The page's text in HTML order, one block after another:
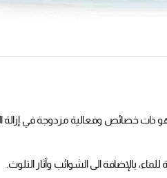
ذات خصائص وفعالية مزدوجة في إزالة
بالإضافة الى الشوائب وآثار التلوث.